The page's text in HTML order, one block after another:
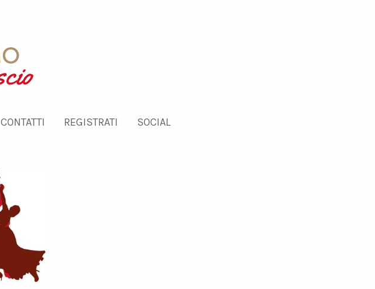
CONTATTI REGISTRATI SOCIAL